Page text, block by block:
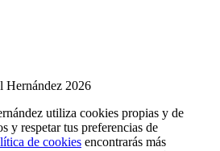
2026
utiliza cookies propias y de
y respetar tus preferencias de
de cookies encontrarás más